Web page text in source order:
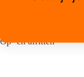
Op- en afritten